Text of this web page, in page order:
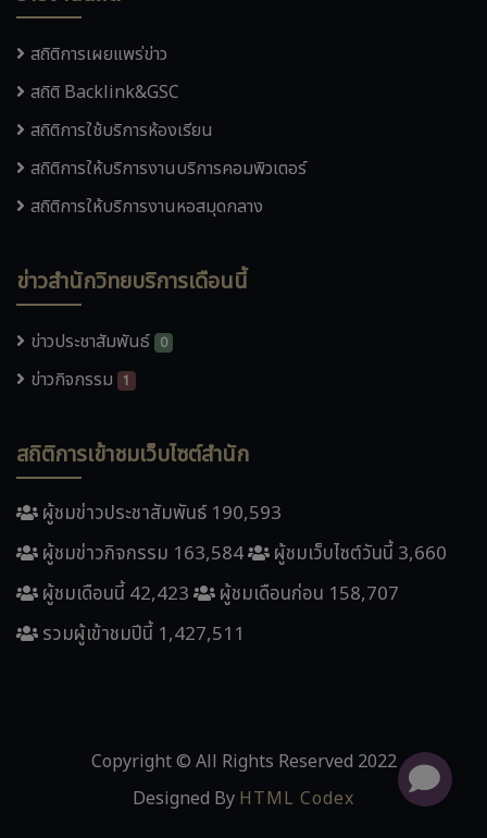
สถิติการเผยแพร่ข่าว
สถิติ Backlink&GSC
สถิติการใช้บริการห้องเรียน
สถิติการให้บริการงานบริการคอมพิวเตอร์
สถิติการให้บริการงานหอสมุดกลาง
ข่าวสำนักวิทยบริการเดือนนี้
ข่าวประชาสัมพันธ์ 0
ข่าวกิจกรรม 1
สถิติการเข้าชมเว็บไซต์สำนัก
ผู้ชมข่าวประชาสัมพันธ์ 190,593
ผู้ชมข่าวกิจกรรม 163,584
ผู้ชมเว็บไซต์วันนี้ 3,660
ผู้ชมเดือนนี้ 42,423
ผู้ชมเดือนก่อน 158,707
รวมผู้เข้าชมปีนี้ 1,427,511
Copyright © All Rights Reserved 2022
Designed By HTML Codex